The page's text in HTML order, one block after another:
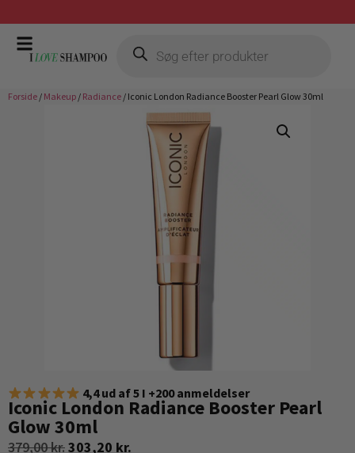
Forside / Makeup / Radiance / Iconic London Radiance Booster Pearl Glow 30ml
4,4 ud af 5 I +200 anmeldelser
Iconic London Radiance Booster Pearl
Glow 30ml
379,00kr.303,20 kr.